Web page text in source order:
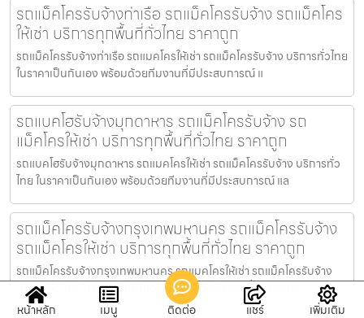
รถแม็คโครรับจ้างท่าเรือ รถแม็คโครรับจ้าง รถแม็คโคร
ให้เช่า บริการทุกพื้นที่ทั่วไทย ราคาถูก
รถแม็คโครรับจ้างท่าเรือ รถแมคโครให้เช่า รถแม็คโครรับจ้าง บริการทั่วไทย
ในราคาเป็นกันเอง พร้อมด้วยทีมงานที่มีประสบการณ์ แ
รถแบคโฮรับจ้างมุกดาหาร รถแม็คโครรับจ้าง รถ
แม็คโครให้เช่า บริการทุกพื้นที่ทั่วไทย ราคาถูก
รถแบคโฮรับจ้างมุกดาหาร รถแมคโครให้เช่า รถแม็คโครรับจ้าง บริการทั่ว
ไทย ในราคาเป็นกันเอง พร้อมด้วยทีมงานที่มีประสบการณ์ แล
รถแม็คโครรับจ้างกรุงเทพมหานคร รถแม็คโครรับจ้าง
รถแม็คโครให้เช่า บริการทุกพื้นที่ทั่วไทย ราคาถูก
รถแม็คโครรับจ้างกรุงเทพมหานคร รถแมคโครให้เช่า รถแม็คโครรับจ้าง
บริการทั่วไทย ในราคาเป็นกันเอง พร้อมด้วยทีมงานที่มีประสบก
หน้าหลัก
เมนู ติดต่อ แชร์ เพิ่มเติม